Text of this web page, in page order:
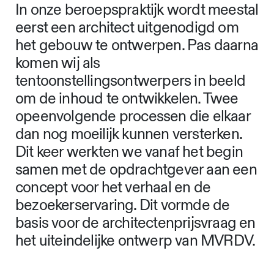
In onze beroepspraktijk wordt meestal
eerst een architect uitgenodigd om
het gebouw te ontwerpen. Pas daarna
komen wij als
tentoonstellingsontwerpers in beeld
om de inhoud te ontwikkelen. Twee
opeenvolgende processen die elkaar
dan nog moeilijk kunnen versterken.
Dit keer werkten we vanaf het begin
samen met de opdrachtgever aan een
concept voor het verhaal en de
bezoekerservaring. Dit vormde de
basis voor de architectenprijsvraag en
het uiteindelijke ontwerp van MVRDV.